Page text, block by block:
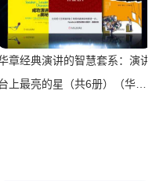
章经典演讲的智慧套系：演讲
上最亮的星（共6册）（华章